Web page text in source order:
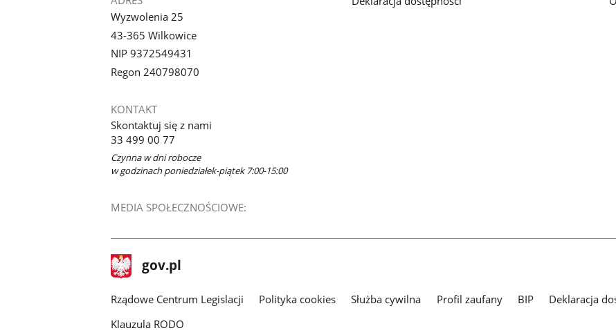
Wyzwolenia 25
43-365 Wilkowice
NIP 9372549431
Regon 240798070
KONTAKT
Skontaktuj się z nami
33 499 00 77
Czynna w dni robocze
w godzinach poniedziałek-piątek 7:00-15:00
MEDIA SPOŁECZNOŚCIOWE:
stopka
gov.pl Strona
gov.pl
Rządowe Centrum Legislacji Polityka cookies Służba cywilna Profil zaufany BIP
Deklaracja
Klauzula RODO